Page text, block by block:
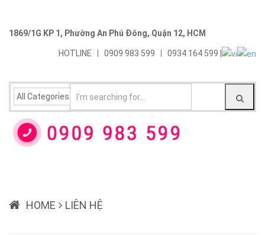
1869/1G KP 1, Phường An Phú Đông, Quận 12, HCM
HOTLINE 0909 983 599 0934 164 599 |
HOME LIÊN HỆ